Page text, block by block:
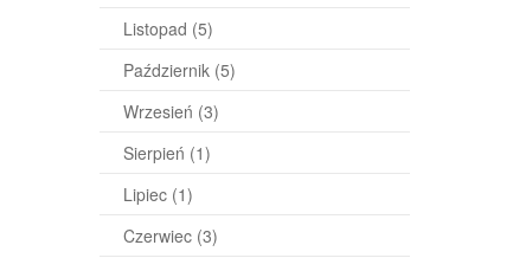
Listopad (5)
Październik (5)
Wrzesień (3)
Sierpień (1)
Lipiec (1)
Czerwiec (3)